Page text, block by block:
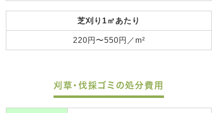
芝刈り1㎡あたり
220円〜550円／m²
刈草・伐採ゴミの処分費用